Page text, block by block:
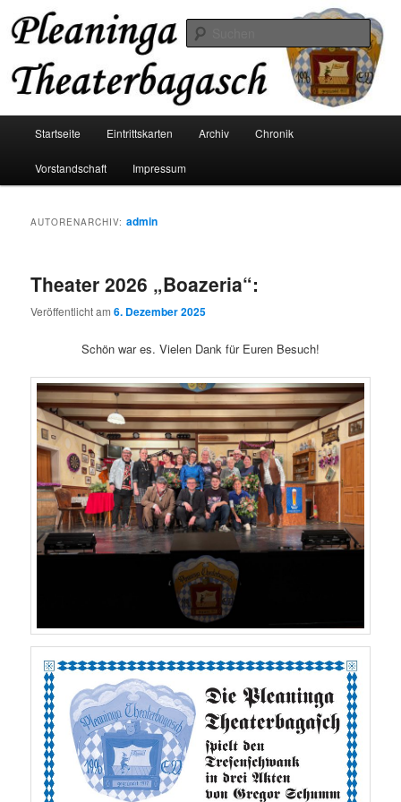
primären
Inhalt
springen
sekundären
Inhalt
springenPleaninga Theaterbagasch
Der Theaterverein aus Pliening
Startseite Eintrittskarten Archiv Chronik
Vorstandschaft Impressum
AUTORENARCHIV:admin
Theater 2026 „Boazeria“:
Veröffentlicht am6. Dezember 2025
Schön war es. Vielen Dank für Euren Besuch!